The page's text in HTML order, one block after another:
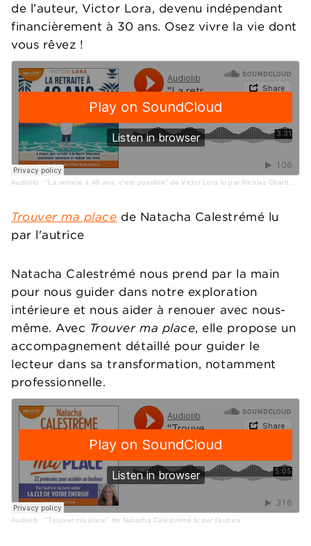
de l’auteur, Victor Lora, devenu indépendant
financièrement à 30 ans. Osez vivre la vie dont
vous rêvez !
Audiolib · "La retraite à 40 ans, c'est possible" de Victor Lora lu par Nicolas Charbonneaux
Trouver ma place de Natacha Calestrémé lu
par l'autrice
Natacha Calestrémé nous prend par la main
pour nous guider dans notre exploration
intérieure et nous aider à renouer avec nous-
même. Avec Trouver ma place, elle propose un
accompagnement détaillé pour guider le
lecteur dans sa transformation, notamment
professionnelle.
Audiolib · "Trouver ma place" de Natacha Calestrémé lu par l'autrice